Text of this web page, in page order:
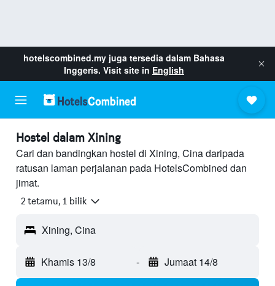
hotelscombined.my juga tersedia dalam Bahasa
Inggeris. Visit site in English
Hostel dalam Xining
Cari dan bandingkan hostel di Xining, Cina daripada
ratusan laman perjalanan pada HotelsCombined dan
jimat.
2 tetamu, 1 bilik
Xining, Cina
Khamis 13/8 - Jumaat 14/8